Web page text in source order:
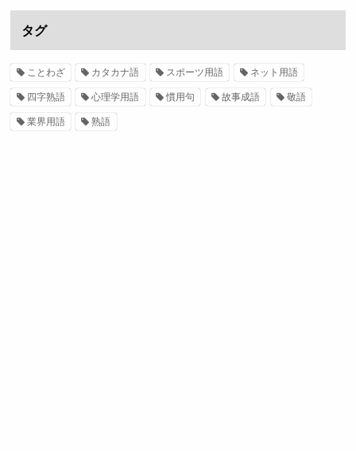
タグ
ことわざ カタカナ語 スポーツ用語 ネット用語
四字熟語 心理学用語 慣用句 故事成語 敬語
業界用語 熟語